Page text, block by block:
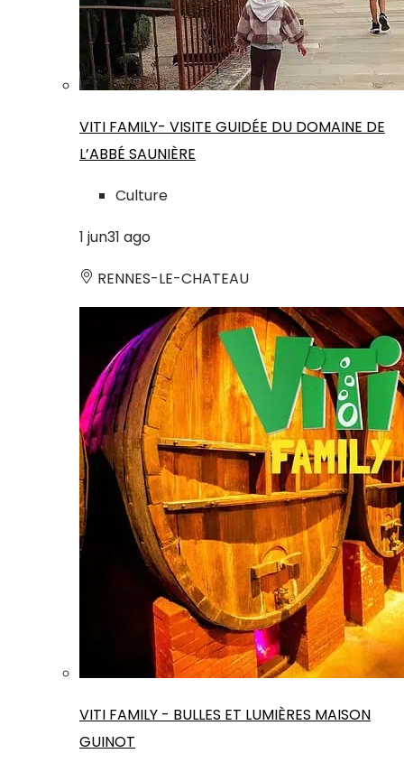
VITI FAMILY- VISITE GUIDÉE DU DOMAINE DE
L’ABBÉ SAUNIÈRE
Culture
1 jun31 ago
RENNES-LE-CHATEAU
VITI FAMILY - BULLES ET LUMIÈRES MAISON
GUINOT